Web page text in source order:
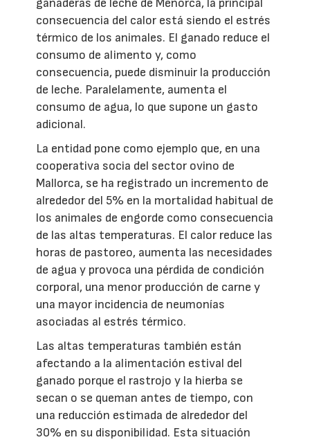
ganaderas de leche de Menorca, la principal
consecuencia del calor está siendo el estrés
térmico de los animales. El ganado reduce el
consumo de alimento y, como
consecuencia, puede disminuir la producción
de leche. Paralelamente, aumenta el
consumo de agua, lo que supone un gasto
adicional.
La entidad pone como ejemplo que, en una
cooperativa socia del sector ovino de
Mallorca, se ha registrado un incremento de
alrededor del 5% en la mortalidad habitual de
los animales de engorde como consecuencia
de las altas temperaturas. El calor reduce las
horas de pastoreo, aumenta las necesidades
de agua y provoca una pérdida de condición
corporal, una menor producción de carne y
una mayor incidencia de neumonías
asociadas al estrés térmico.
Las altas temperaturas también están
afectando a la alimentación estival del
ganado porque el rastrojo y la hierba se
secan o se queman antes de tiempo, con
una reducción estimada de alrededor del
30% en su disponibilidad. Esta situación